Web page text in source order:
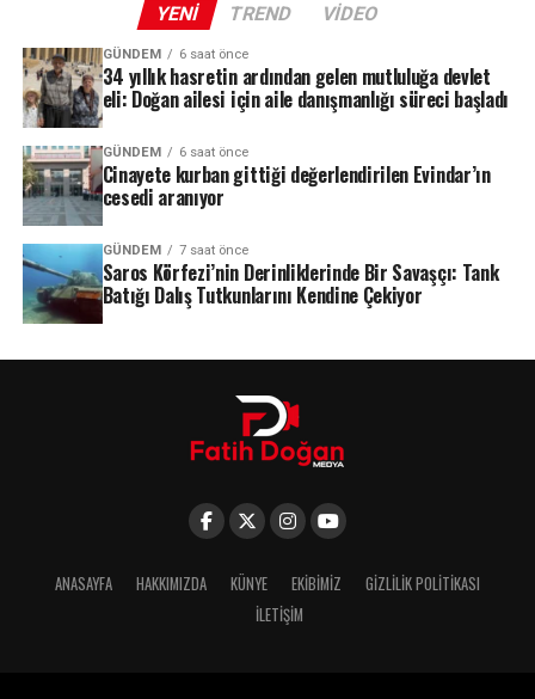
YENI TREND VIDEO
GÜNDEM 6 saat önce
34 yıllık hasretin ardından gelen mutluluğa devlet
eli: Doğan ailesi için aile danışmanlığı süreci başladı
GÜNDEM 6 saat önce
Cinayete kurban gittiği değerlendirilen Evindar’ın
cesedi aranıyor
GÜNDEM 7 saat önce
Saros Körfezi’nin Derinliklerinde Bir Savaşçı: Tank
Batığı Dalış Tutkunlarını Kendine Çekiyor
ANASAYFA HAKKIMIZDA KÜNYE EKIBIMIZ
GIZLILIK POLITIKASI
İLETIŞIM